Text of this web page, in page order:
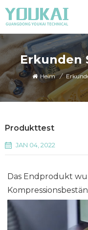
Erkunden
Heim /
Produkttest
JAN 04, 2022
Das Endprodukt